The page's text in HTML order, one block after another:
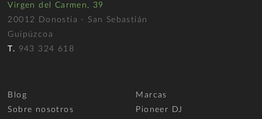
Virgen del Carmen, 39
20012 Donostia - San Sebastián
Guipúzcoa
T. 943 324 618
Blog
Sobre nosotros
Marcas
Pioneer DJ